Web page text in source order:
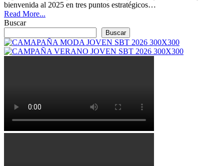
bienvenida al 2025 en tres puntos estratégicos…
Read More...
Buscar
Buscar